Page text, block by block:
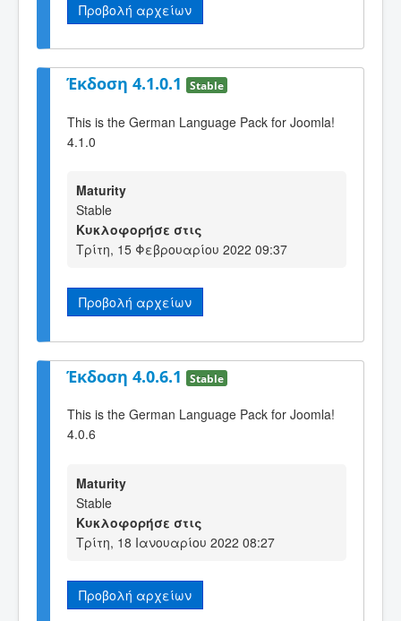
Προβολή αρχείων
Έκδοση 4.1.0.1 Stable
This is the German Language Pack for Joomla!
4.1.0
Maturity
Stable
Κυκλοφορήσε στις
Τρίτη, 15 Φεβρουαρίου 2022 09:37
Προβολή αρχείων
Έκδοση 4.0.6.1 Stable
This is the German Language Pack for Joomla!
4.0.6
Maturity
Stable
Κυκλοφορήσε στις
Τρίτη, 18 Ιανουαρίου 2022 08:27
Προβολή αρχείων